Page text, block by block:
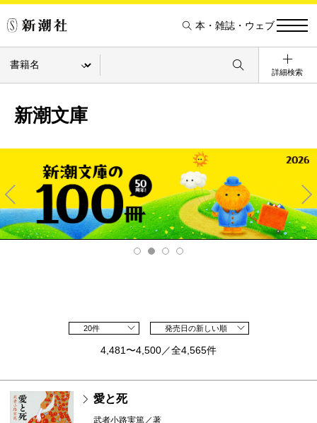
本・雑誌・ウェブ
詳細検索
新潮文庫
Pre
v
Ne
xt
20件 発売日の新しい順
4,481〜4,500／全4,565件
愛と死
武者小路実篤／著